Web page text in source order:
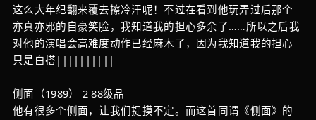
这么大年纪翻来覆去擦冷汗呢！不过在看到他玩弄过后那个
亦真亦邪的自豪笑脸，我知道我的担心多余了……所以之后我
对他的演唱会高难度动作已经麻木了，因为我知道我的担心
只是白搭||||||||||
侧面（1989） 2 88级品
他有很多个侧面，让我们捉摸不定。而这首同谓《侧面》的